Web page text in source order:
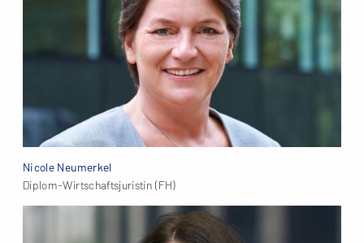
Nicole Neumerkel
Diplom-Wirtschaftsjuristin (FH)